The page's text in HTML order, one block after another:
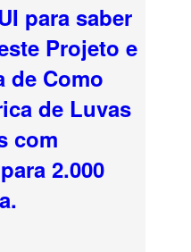
para saber
Projeto e
de Como
de Luvas
com
2.000